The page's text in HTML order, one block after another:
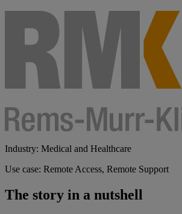
Industry: Medical and Healthcare
Use case: Remote Access, Remote Support
The story in a nutshell